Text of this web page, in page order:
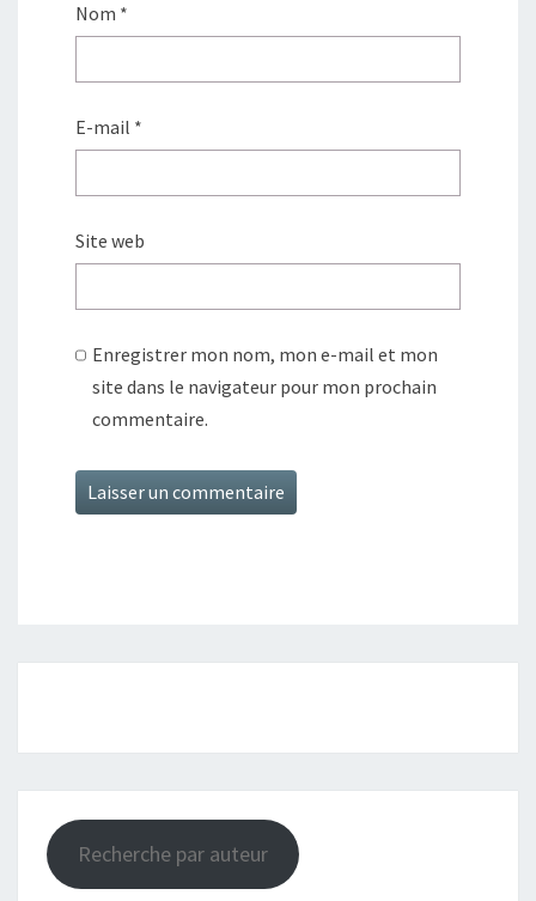
Nom *
E-mail *
Site web
Enregistrer mon nom, mon e-mail et mon
site dans le navigateur pour mon prochain
commentaire.
Recherche par auteur